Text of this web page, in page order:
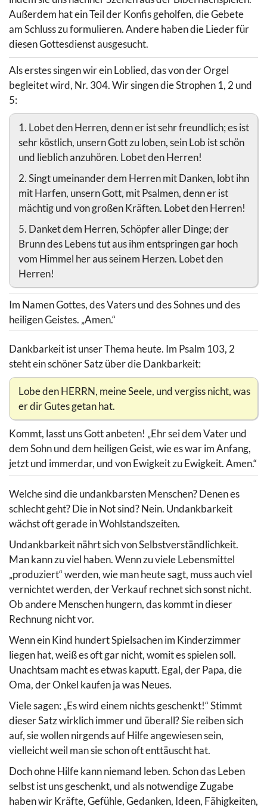
Außerdem hat ein Teil der Konfis geholfen, die Gebete
am Schluss zu formulieren. Andere haben die Lieder für
diesen Gottesdienst ausgesucht.
Als erstes singen wir ein Loblied, das von der Orgel
begleitet wird, Nr. 304. Wir singen die Strophen 1, 2 und
5:
1. Lobet den Herren, denn er ist sehr freundlich; es ist
sehr köstlich, unsern Gott zu loben, sein Lob ist schön
und lieblich anzuhören. Lobet den Herren!
2. Singt umeinander dem Herren mit Danken, lobt ihn
mit Harfen, unsern Gott, mit Psalmen, denn er ist
mächtig und von großen Kräften. Lobet den Herren!
5. Danket dem Herren, Schöpfer aller Dinge; der
Brunn des Lebens tut aus ihm entspringen gar hoch
vom Himmel her aus seinem Herzen. Lobet den
Herren!
Im Namen Gottes, des Vaters und des Sohnes und des
heiligen Geistes. „Amen.“
Dankbarkeit ist unser Thema heute. Im Psalm 103, 2
steht ein schöner Satz über die Dankbarkeit:
Lobe den HERRN, meine Seele, und vergiss nicht, was
er dir Gutes getan hat.
Kommt, lasst uns Gott anbeten! „Ehr sei dem Vater und
dem Sohn und dem heiligen Geist, wie es war im Anfang,
jetzt und immerdar, und von Ewigkeit zu Ewigkeit. Amen.“
Welche sind die undankbarsten Menschen? Denen es
schlecht geht? Die in Not sind? Nein. Undankbarkeit
wächst oft gerade in Wohlstandszeiten.
Undankbarkeit nährt sich von Selbstverständlichkeit.
Man kann zu viel haben. Wenn zu viele Lebensmittel
„produziert“ werden, wie man heute sagt, muss auch viel
vernichtet werden, der Verkauf rechnet sich sonst nicht.
Ob andere Menschen hungern, das kommt in dieser
Rechnung nicht vor.
Wenn ein Kind hundert Spielsachen im Kinderzimmer
liegen hat, weiß es oft gar nicht, womit es spielen soll.
Unachtsam macht es etwas kaputt. Egal, der Papa, die
Oma, der Onkel kaufen ja was Neues.
Viele sagen: „Es wird einem nichts geschenkt!“ Stimmt
dieser Satz wirklich immer und überall? Sie reiben sich
auf, sie wollen nirgends auf Hilfe angewiesen sein,
vielleicht weil man sie schon oft enttäuscht hat.
Doch ohne Hilfe kann niemand leben. Schon das Leben
selbst ist uns geschenkt, und als notwendige Zugabe
haben wir Kräfte, Gefühle, Gedanken, Ideen, Fähigkeiten,